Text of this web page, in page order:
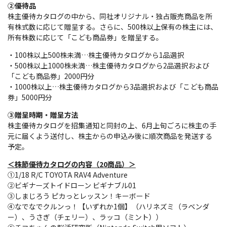
②優待品
株主優待カタログの中から、同社オリジナル・独占販売商品を所
有株式数に応じて贈呈する。さらに、500株以上保有の株主には、
所有株数に応じて「こども商品券」を贈呈する。
・100株以上500株未満…株主優待カタログから1品選択
・500株以上1000株未満…株主優待カタログから2品選択および
「こども商品券」2000円分
・1000株以上…株主優待カタログから3品選択および「こども商品
券」5000円分
③贈呈時期・贈呈方法
株主優待カタログを招集通知と同封の上、6月上旬ごろに株主の手
元に届くよう送付し、株主からの申込み後に順次商品を発送する
予定。
＜株節優待カタログの内容（20商品）＞
①1/18 R/C TOYOTA RAV4 Adventure
②ビギナーズトイドローン ビギナブル01
③しまじろう ピカっとレッスン！キーボード
④なでなでクルンっ！【いずれか1個】（ハリネズミ（ラベンダ
ー）、うさぎ（チェリー）、ラッコ（ミント））